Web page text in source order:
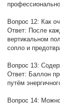
Вопрос 12: Как
Ответ: После
вертикальном
сопло и
Вопрос 13:
Ответ: Баллон
путём
Вопрос 14: